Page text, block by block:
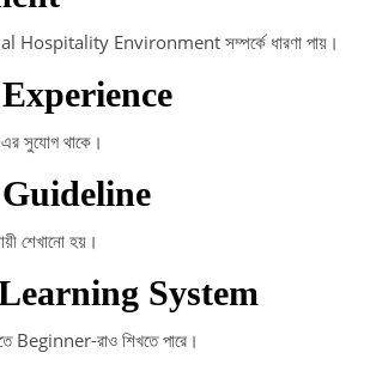
Hospitality Environment সম্পর্কে ধারণা পায়।
সুযোগ থাকে।
শেখানো হয়।
System
Beginner-রাও শিখতে পারে।